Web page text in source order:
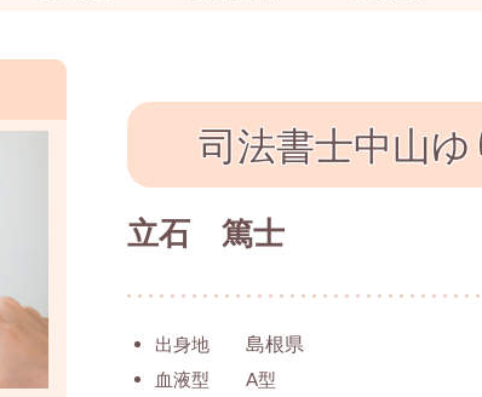
司法書士中山
立石 篤士
出身地 島根県
血液型 A型